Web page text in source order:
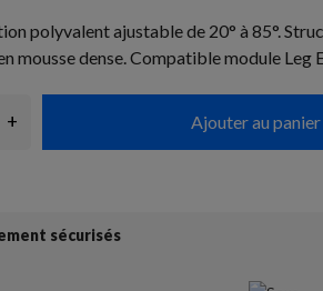
polyvalent ajustable de 20° à 85°.
mousse dense. Compatible module Leg
+ Ajouter au panier
sécurisés